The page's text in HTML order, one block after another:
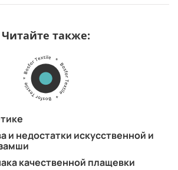
Читайте также:
и недостатки искусственной и
качественной плащевки